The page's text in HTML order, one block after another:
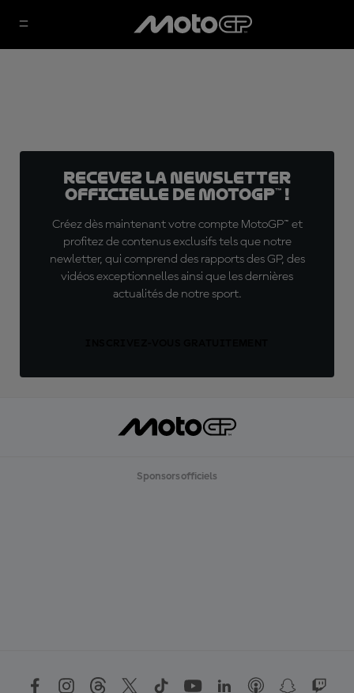
Recevez la Newsletter
officielle de MotoGP™ !
Créez dès maintenant votre compte MotoGP™ et
profitez de contenus exclusifs tels que notre
newletter, qui comprend des rapports des GP, des
vidéos exceptionnelles ainsi que les dernières
actualités de notre sport.
Sponsors officiels